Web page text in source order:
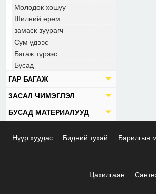
Молодок хошуу
Шилний өрөм
замаск зуурагч
Сум үдээс
Багаж түрээс
Бусад
ГАР БАГАЖ
ЗАСАЛ ЧИМЭГЛЭЛ
БУСАД МАТЕРИАЛУУД
Нүүр хуудас Бидний тухай Барилгын
Цахилгаан